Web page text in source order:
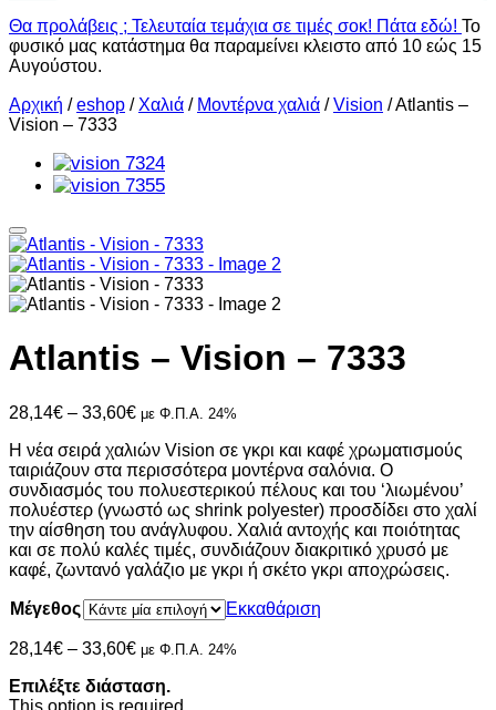
Θα προλάβεις ; Τελευταία τεμάχια σε τιμές σοκ! Πάτα εδώ! Το
φυσικό μας κατάστημα θα παραμείνει κλειστο από 10 εώς 15
Αυγούστου.
Αρχική /eshop / Χαλιά / Μοντέρνα χαλιά /Vision /Atlantis –
Vision – 7333
Atlantis – Vision – 7333
28,14€ – 33,60€Price
28,14€
through
33,60€
με Φ.Π.Α. 24%
Η νέα σειρά χαλιών Vision σε γκρι και καφέ χρωματισμούς
ταιριάζουν στα περισσότερα μοντέρνα σαλόνια. Ο
συνδιασμός του πολυεστερικού πέλους και του ‘λιωμένου’
πολυέστερ (γνωστό ως shrink polyester) προσδίδει στο χαλί
την αίσθηση του ανάγλυφου. Χαλιά αντοχής και ποιότητας
και σε πολύ καλές τιμές, συνδιάζουν διακριτικό χρυσό με
καφέ, ζωντανό γαλάζιο με γκρι ή σκέτο γκρι αποχρώσεις.
Μέγεθος Εκκαθάριση
28,14€ – 33,60€Price
28,14€
με Φ.Π.Α. 24%
Επιλέξτε διάσταση.
This option is required